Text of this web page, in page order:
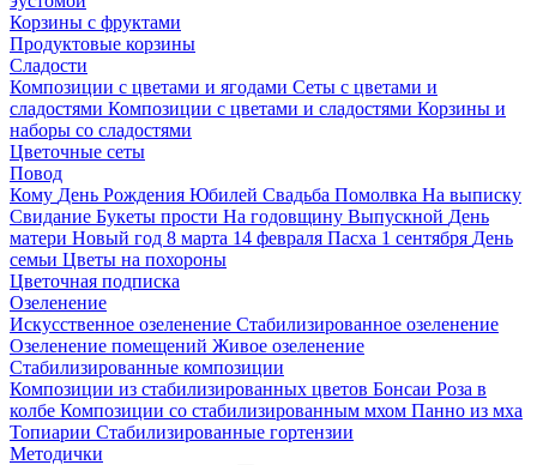
Корзины с фруктами
Продуктовые корзины
Сладости
Композиции с цветами и ягодами Сеты с цветами и
сладостями Композиции с цветами и сладостями Корзины и
наборы со сладостями
Цветочные сеты
Повод
Кому День Рождения Юбилей Свадьба Помолвка На выписку
Свидание Букеты прости На годовщину Выпускной День
матери Новый год 8 марта 14 февраля Пасха 1 сентября День
семьи Цветы на похороны
Цветочная подписка
Озеленение
Искусственное озеленение Стабилизированное озеленение
Озеленение помещений Живое озеленение
Стабилизированные композиции
Композиции из стабилизированных цветов Бонсаи Роза в
колбе Композиции со стабилизированным мхом Панно из мха
Топиарии Стабилизированные гортензии
Методички